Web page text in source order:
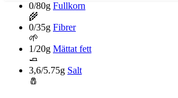
0/80g Fullkorn
🌾
0/35g Fibrer
🌱
1/20g Mättat fett
🧈
3,6/5.75g Salt
🧂